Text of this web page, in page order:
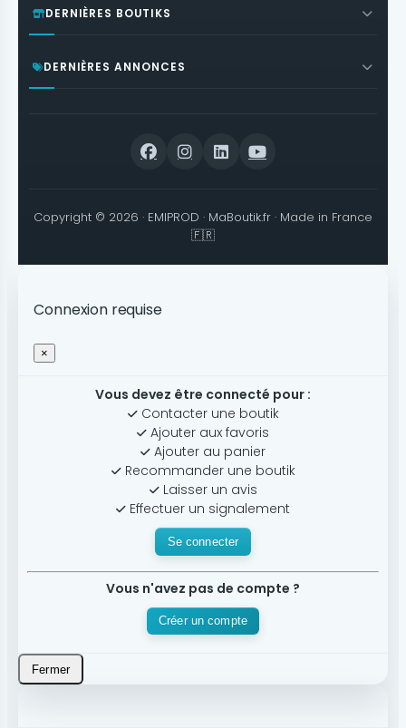
DERNIÈRES BOUTIKS
DERNIÈRES ANNONCES
Copyright © 2026 · EMIPROD · MaBoutik.fr · Made in France
🇫🇷
Connexion requise
×
Vous devez être connecté pour :
Contacter une boutik
Ajouter aux favoris
Ajouter au panier
Recommander une boutik
Laisser un avis
Effectuer un signalement
Se connecter
Vous n'avez pas de compte ?
Créer un compte
Fermer